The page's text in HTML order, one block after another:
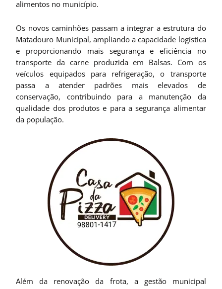
alimentos no município.
Os novos caminhões passam a integrar a estrutura do
Matadouro Municipal, ampliando a capacidade logística
e proporcionando mais segurança e eficiência no
transporte da carne produzida em Balsas. Com os
veículos equipados para refrigeração, o transporte
passa a atender padrões mais elevados de
conservação, contribuindo para a manutenção da
qualidade dos produtos e para a segurança alimentar
da população.
Além da renovação da frota, a gestão municipal